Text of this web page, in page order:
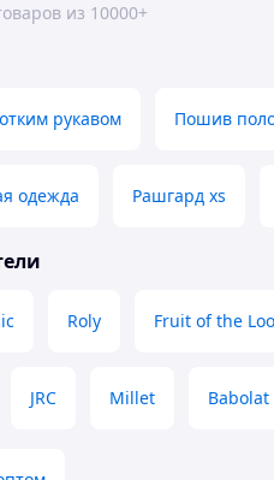
из 10000+
рукавом Пошив
одежда Рашгард xs
Roly Fruit of the
JRC Millet Babolat